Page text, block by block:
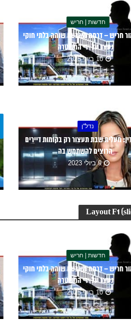
חדשות | חריש
חריש – דרמה מאבטח שוהה בלתי חוקי
נעצר על ידי המשטרה
10 ביוני 2025
נדל"ן
מעלית שבת תעצור רק בקומות דיירים
הרוצים להשתמש בה
9 ביולי 2023
Layout F1
חדשות | חריש
חריש – דרמה מאבטח שוהה בלתי חוקי
נעצר על ידי המשטרה
10 ביוני 2025